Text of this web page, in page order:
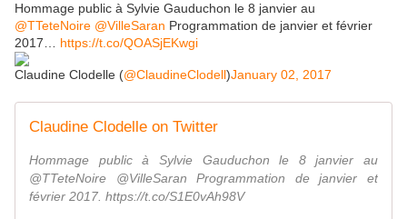
Hommage public à Sylvie Gauduchon le 8 janvier au
@TTeteNoire @VilleSaran Programmation de janvier et février
2017… https://t.co/QOASjEKwgi
Claudine Clodelle (@ClaudineClodell)January 02, 2017
Claudine Clodelle on Twitter
Hommage public à Sylvie Gauduchon le 8 janvier au
@TTeteNoire @VilleSaran Programmation de janvier et
février 2017. https://t.co/S1E0vAh98V